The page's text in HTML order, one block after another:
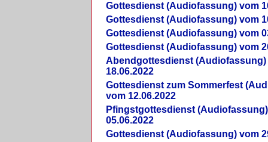
Gottesdienst (Audiofassung) vom
Gottesdienst (Audiofassung) vom
Gottesdienst (Audiofassung) vom
Gottesdienst (Audiofassung) vom
Abendgottesdienst (Audiofassung)
18.06.2022
Gottesdienst zum Sommerfest
vom 12.06.2022
Pfingstgottesdienst
05.06.2022
Gottesdienst (Audiofassung) vom